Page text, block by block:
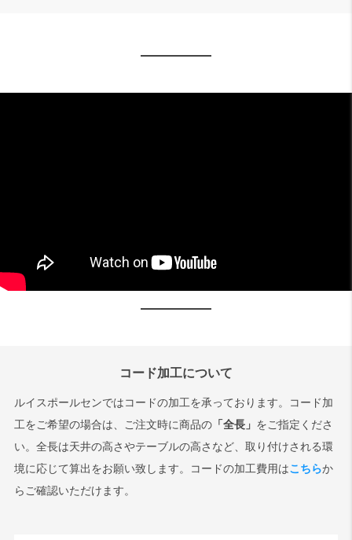
コード加工について
ルイスポールセンではコードの加工を承っております。コード加
工をご希望の場合は、ご注文時に商品の「全長」 をご指定くださ
い。全長は天井の高さやテーブルの高さなど、取り付けされる環
境に応じて算出をお願い致します。コードの加工費用はこちらか
らご確認いただけます。